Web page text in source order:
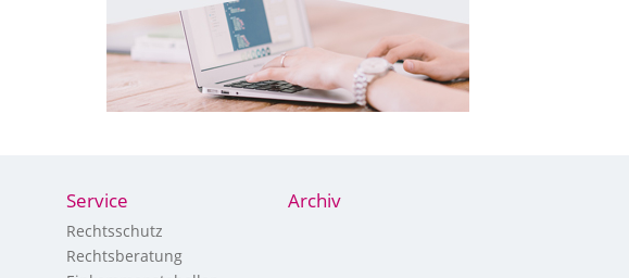
Service
Rechtsschutz
Rechtsberatung
Archiv